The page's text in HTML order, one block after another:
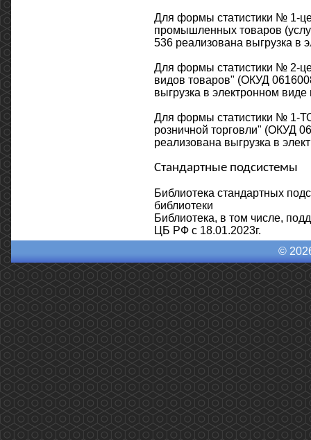
Для формы статистики № 1-
промышленных товаров
536 реализована выгрузка в
Для формы статистики № 2-
видов товаров" (ОКУД
выгрузка в электронном
Для формы статистики № 1-
розничной торговли" (ОКУД
реализована выгрузка в
Стандартные подсистемы
Библиотека стандартных
библиотеки
Библиотека, в том числе,
ЦБ РФ с 18.01.2023г.
©